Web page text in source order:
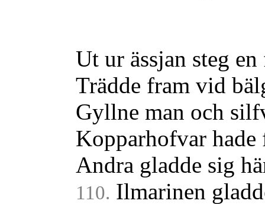
Ut ur ässjan steg en
Trädde fram vid
Gyllne man och
Kopparhofvar hade
Andra gladde sig
110. Ilmarinen